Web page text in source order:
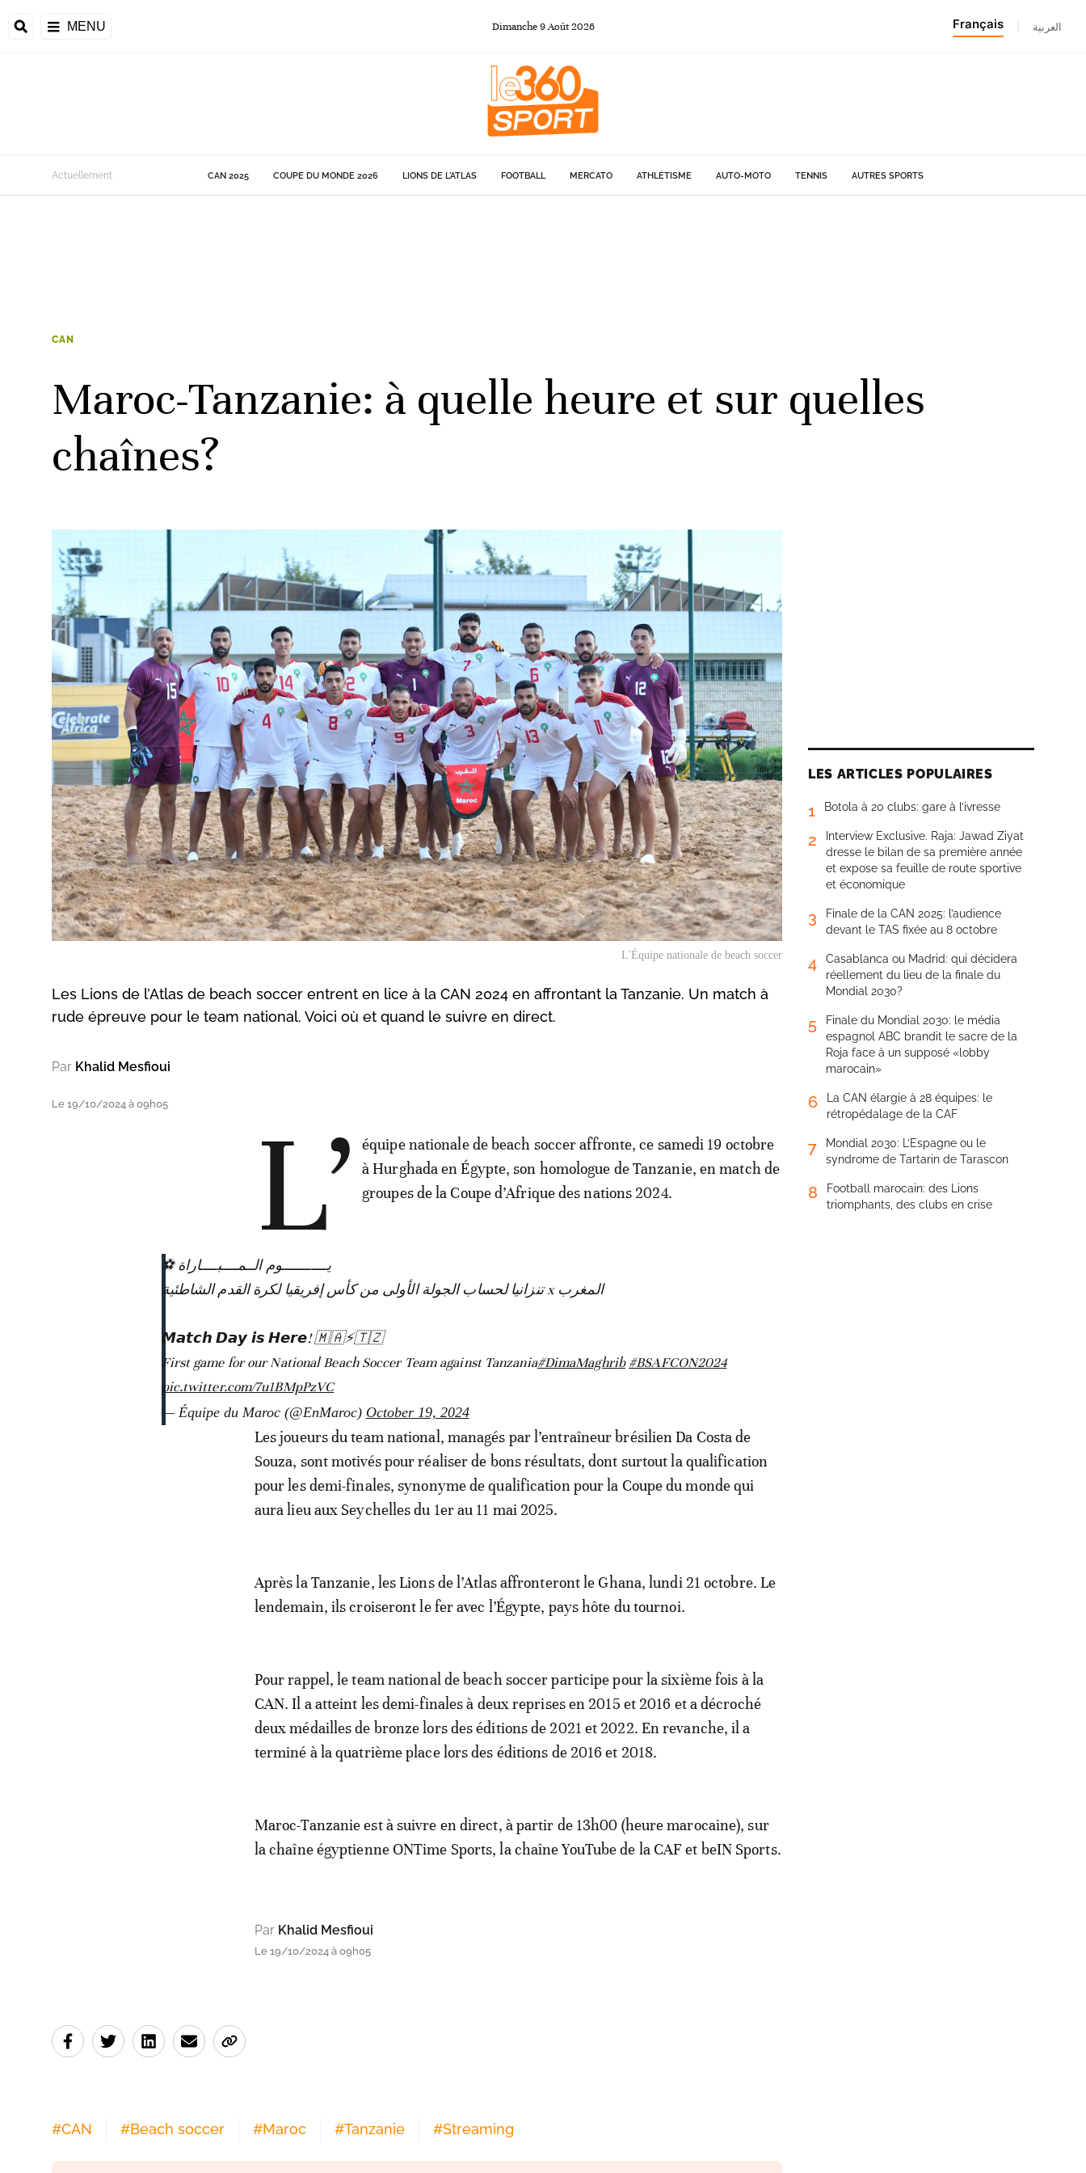
MENU Dimanche 9Août 2026 Français العربية
de la CAF
Actuellement CAN 2025 COUPE DU MONDE 2026 LIONS DE L'ATLAS FOOTBALL MERCATO ATHLÉTISME AUTO-MOTO TENNIS AUTRES SPORTS
CAN
Maroc-Tanzanie: à quelle heure et sur quelles
chaînes?
L'Équipe nationale de beach soccer
Les Lions de l’Atlas de beach soccer entrent en lice à la CAN 2024 en affrontant la Tanzanie. Un match à
rude épreuve pour le team national. Voici où et quand le suivre en direct.
Par Khalid Mesfioui
Le 19/10/2024 à 09h05 L’
équipe nationale de beach soccer affronte, ce samedi 19 octobre
à Hurghada en Égypte, son homologue de Tanzanie, en match de
groupes de la Coupe d’Afrique des nations 2024.
يـــــــــــوم الــمــــبــــاراة ⚽
المغرب x تنزانيا لحساب الجولة الأولى من كأس إفريقيا لكرة القدم الشاطئية
𝙈𝙖𝙩𝙘𝙝 𝘿𝙖𝙮 𝙞𝙨 𝙃𝙚𝙧𝙚! 🇲🇦⚡🇹🇿
First game for our National Beach Soccer Team against Tanzania#DimaMaghrib #BSAFCON2024
pic.twitter.com/7u1BMpPzVC
— Équipe du Maroc (@EnMaroc) October 19, 2024
Les joueurs du team national, managés par l’entraîneur brésilien Da Costa de
Souza, sont motivés pour réaliser de bons résultats, dont surtout la qualification
pour les demi-finales, synonyme de qualification pour la Coupe du monde qui
aura lieu aux Seychelles du 1er au 11 mai 2025.
Après la Tanzanie, les Lions de l’Atlas affronteront le Ghana, lundi 21 octobre. Le
lendemain, ils croiseront le fer avec l’Égypte, pays hôte du tournoi.
Pour rappel, le team national de beach soccer participe pour la sixième fois à la
CAN. Il a atteint les demi-finales à deux reprises en 2015 et 2016 et a décroché
deux médailles de bronze lors des éditions de 2021 et 2022. En revanche, il a
terminé à la quatrième place lors des éditions de 2016 et 2018.
Maroc-Tanzanie est à suivre en direct, à partir de 13h00 (heure marocaine), sur
la chaîne égyptienne ONTime Sports, la chaîne YouTube de la CAF et beIN Sports.
Par Khalid Mesfioui
Le 19/10/2024 à 09h05
#CAN #Beach soccer #Maroc #Tanzanie #Streaming
LES ARTICLES POPULAIRES
1 Botola à 20 clubs: gare à l’ivresse
2
Interview Exclusive. Raja: Jawad Ziyat
dresse le bilan de sa première année
et expose sa feuille de route sportive
et économique
3
Finale de la CAN 2025: l’audience
devant le TAS fixée au 8 octobre
4
Casablanca ou Madrid: qui décidera
réellement du lieu de la finale du
Mondial 2030?
5
Finale du Mondial 2030: le média
espagnol ABC brandit le sacre de la
Roja face à un supposé «lobby
marocain»
6
La CAN élargie à 28 équipes: le
rétropédalage de la CAF
7
Mondial 2030: L’Espagne ou le
syndrome de Tartarin de Tarascon
8
Football marocain: des Lions
triomphants, des clubs en crise